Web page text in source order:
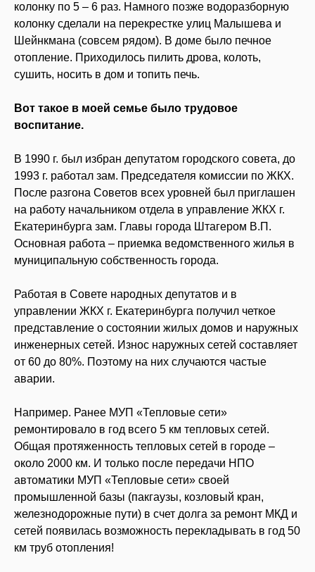
колонку по 5 – 6 раз. Намного позже водоразборную
колонку сделали на перекрестке улиц Малышева и
Шейнкмана (совсем рядом). В доме было печное
отопление. Приходилось пилить дрова, колоть,
сушить, носить в дом и топить печь.
Вот такое в моей семье было трудовое
воспитание.
В 1990 г. был избран депутатом городского совета, до
1993 г. работал зам. Председателя комиссии по ЖКХ.
После разгона Советов всех уровней был приглашен
на работу начальником отдела в управление ЖКХ г.
Екатеринбурга зам. Главы города Штагером В.П.
Основная работа – приемка ведомственного жилья в
муниципальную собственность города.
Работая в Совете народных депутатов и в
управлении ЖКХ г. Екатеринбурга получил четкое
представление о состоянии жилых домов и наружных
инженерных сетей. Износ наружных сетей составляет
от 60 до 80%. Поэтому на них случаются частые
аварии.
Например. Ранее МУП «Тепловые сети»
ремонтировало в год всего 5 км тепловых сетей.
Общая протяженность тепловых сетей в городе –
около 2000 км. И только после передачи НПО
автоматики МУП «Тепловые сети» своей
промышленной базы (пакгаузы, козловый кран,
железнодорожные пути) в счет долга за ремонт МКД и
сетей появилась возможность перекладывать в год 50
км труб отопления!